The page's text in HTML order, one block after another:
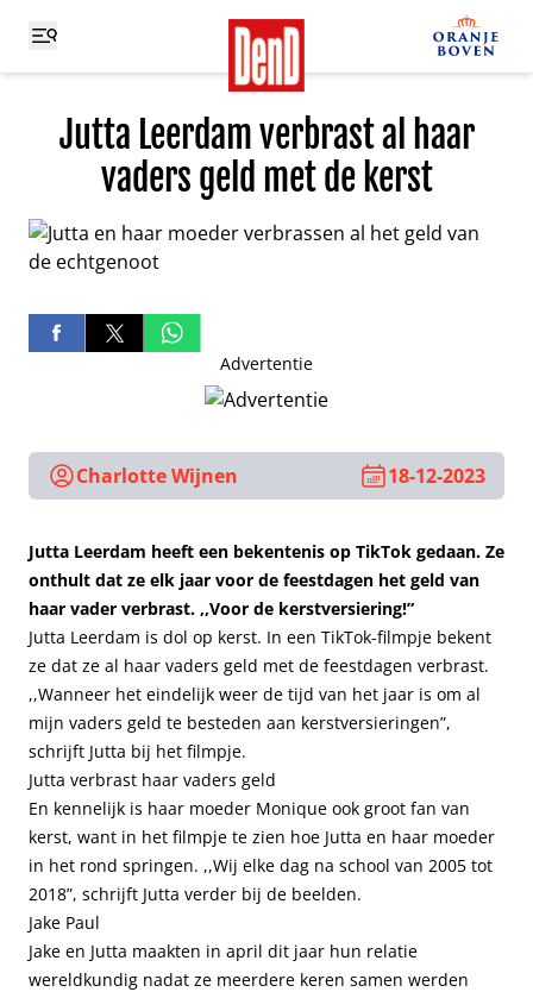
Jutta Leerdam verbrast al haar
vaders geld met de kerst
Advertentie
Charlotte Wijnen 18-12-2023
Jutta Leerdam heeft een bekentenis op TikTok gedaan. Ze
onthult dat ze elk jaar voor de feestdagen het geld van
haar vader verbrast. ,,Voor de kerstversiering!”
Jutta Leerdam is dol op kerst. In een TikTok-filmpje bekent
ze dat ze al haar vaders geld met de feestdagen verbrast.
,,Wanneer het eindelijk weer de tijd van het jaar is om al
mijn vaders geld te besteden aan kerstversieringen”,
schrijft Jutta bij het filmpje.
Jutta verbrast haar vaders geld
En kennelijk is haar moeder Monique ook groot fan van
kerst, want in het filmpje te zien hoe Jutta en haar moeder
in het rond springen. ,,Wij elke dag na school van 2005 tot
2018”, schrijft Jutta verder bij de beelden.
Jake Paul
Jake en Jutta maakten in april dit jaar hun relatie
wereldkundig nadat ze meerdere keren samen werden